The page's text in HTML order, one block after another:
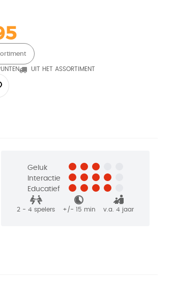
UIT HET ASSORTIMENT
Geluk
Interactie
Educatief
2 - 4 spelers +/- 15 min v.a. 4 jaar